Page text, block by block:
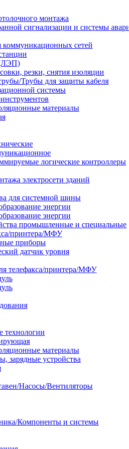
монтажа
сигнализации и системы
сетей
(ЛЭП)
резки, снятия изоляции
Трубы для защиты кабеля
системы
материалы
логические контроллеры
электросети зданий
для системной шины
энергии
энергии
промышленные и специальные
принтера/МФУ
приборы
датчик уровня
телефакса/принтера/МФУ
технологии
материалы
зарядные устройства
Насосы/Вентиляторы
Компоненты и системы